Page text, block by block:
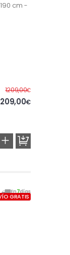
cm -
1209,00€Antes
209,00€
+
En7días
GRATIS